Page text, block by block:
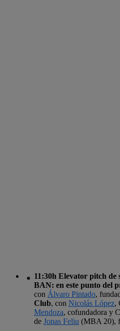
11:30h Elevator pitch
BAN: en este punto del
con Álvaro Pintado,
Club, con Nicolás López,
Mendoza, cofundadora y
de Jonas Feliu (MBA 20),